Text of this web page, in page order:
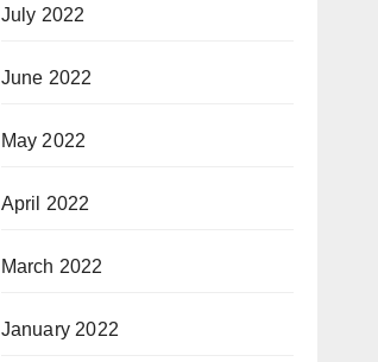
July 2022
June 2022
May 2022
April 2022
March 2022
January 2022